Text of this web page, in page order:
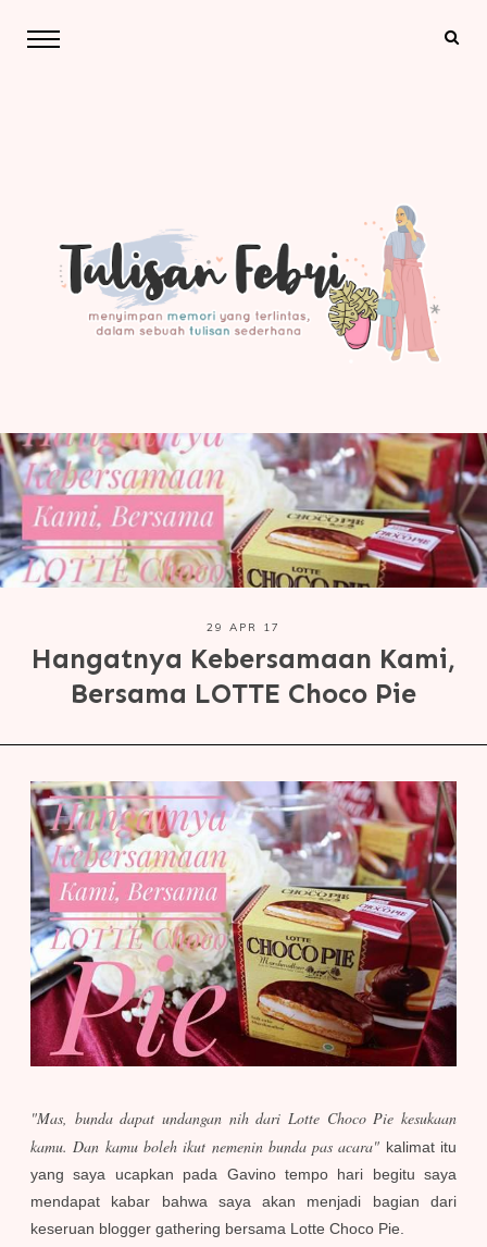
29 APR 17
Hangatnya Kebersamaan Kami,
Bersama LOTTE Choco Pie
"Mas, bunda dapat undangan nih dari Lotte Choco Pie kesukaan
kamu. Dan kamu boleh ikut nemenin bunda pas acara" kalimat itu
yang saya ucapkan pada Gavino tempo hari begitu saya
mendapat kabar bahwa saya akan menjadi bagian dari
keseruan blogger gathering bersama Lotte Choco Pie.